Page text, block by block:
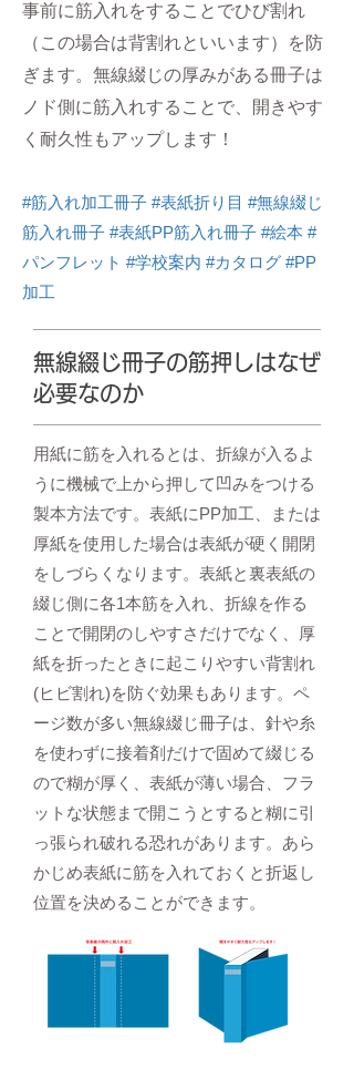
事前に筋入れをすることでひび割れ
（この場合は背割れといいます）を防
ぎます。無線綴じの厚みがある冊子は
ノド側に筋入れすることで、開きやす
く耐久性もアップします！
#筋入れ加工冊子 #表紙折り目 #無線綴じ
筋入れ冊子 #表紙PP筋入れ冊子 #絵本 #
パンフレット #学校案内 #カタログ #PP
加工
無線綴じ冊子の筋押しはなぜ
必要なのか
用紙に筋を入れるとは、折線が入るよ
うに機械で上から押して凹みをつける
製本方法です。表紙にPP加工、または
厚紙を使用した場合は表紙が硬く開閉
をしづらくなります。表紙と裏表紙の
綴じ側に各1本筋を入れ、折線を作る
ことで開閉のしやすさだけでなく、厚
紙を折ったときに起こりやすい背割れ
(ヒビ割れ)を防ぐ効果もあります。ペ
ージ数が多い無線綴じ冊子は、針や糸
を使わずに接着剤だけで固めて綴じる
ので糊が厚く、表紙が薄い場合、フラ
ットな状態まで開こうとすると糊に引
っ張られ破れる恐れがあります。あら
かじめ表紙に筋を入れておくと折返し
位置を決めることができます。